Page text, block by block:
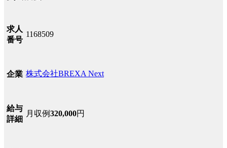
求人
番号
1168509
企業 株式会社BREXA Next
給与
詳細
月収例320,000円